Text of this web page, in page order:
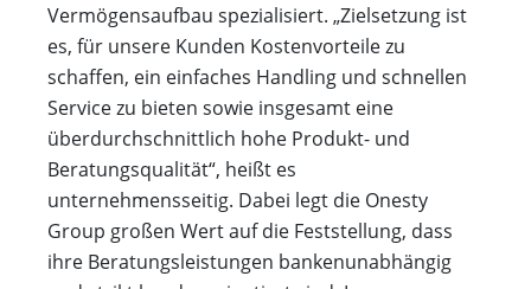
Vermögensaufbau spezialisiert. „Zielsetzung ist
es, für unsere Kunden Kostenvorteile zu
schaffen, ein einfaches Handling und schnellen
Service zu bieten sowie insgesamt eine
überdurchschnittlich hohe Produkt- und
Beratungsqualität“, heißt es
unternehmensseitig. Dabei legt die Onesty
Group großen Wert auf die Feststellung, dass
ihre Beratungsleistungen bankenunabhängig